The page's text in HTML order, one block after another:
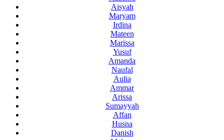
Aisyah
Maryam
Irdina
Mateen
Marissa
Yusuf
Amanda
Naufal
Aulia
Ammar
Arissa
Sumayyah
Affan
Husna
Danish